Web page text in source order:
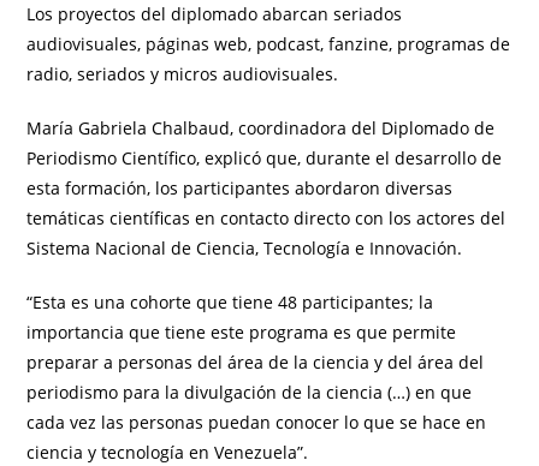
Los proyectos del diplomado abarcan seriados
audiovisuales, páginas web, podcast, fanzine, programas de
radio, seriados y micros audiovisuales.
María Gabriela Chalbaud, coordinadora del Diplomado de
Periodismo Científico, explicó que, durante el desarrollo de
esta formación, los participantes abordaron diversas
temáticas científicas en contacto directo con los actores del
Sistema Nacional de Ciencia, Tecnología e Innovación.
“Esta es una cohorte que tiene 48 participantes; la
importancia que tiene este programa es que permite
preparar a personas del área de la ciencia y del área del
periodismo para la divulgación de la ciencia (…) en que
cada vez las personas puedan conocer lo que se hace en
ciencia y tecnología en Venezuela”.